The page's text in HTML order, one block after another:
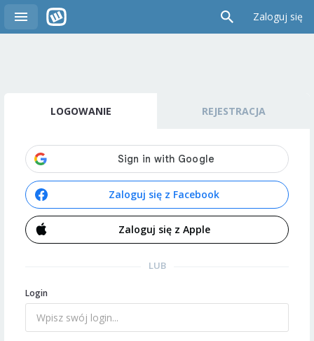
Zaloguj się
LOGOWANIE REJESTRACJA
Zaloguj się z Facebook
Zaloguj się z Apple
LUB
Login